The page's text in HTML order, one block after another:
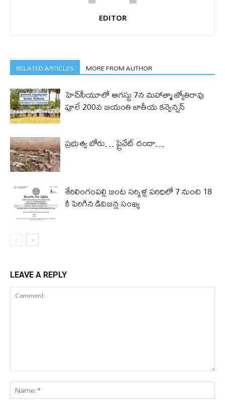
EDITOR
RELATED ARTICLES MORE FROM AUTHOR
హెచ్‌సీయూలో ఆగస్టు 7న మహాత్మా జ్యోతిరావు
పూలే 200వ జయంతి జాతీయ కన్వెన్షన్
ప్రభుత్వ బోరు… ప్రైవేట్ దందా…
శేరిలింగంపల్లి జంట సర్కిళ్ల పరిధిలో 7 నుంచి 18
కి పెరిగిన డివిజన్ల సంఖ్య
LEAVE A REPLY